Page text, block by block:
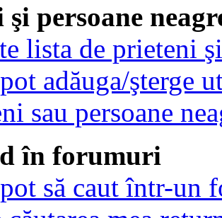
persoane
lista de prieteni
adăuga/şterge
sau persoane
în forumuri
să caut într-un